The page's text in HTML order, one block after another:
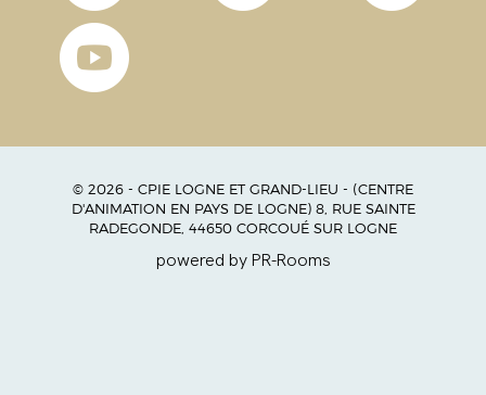
© 2026 - CPIE LOGNE ET GRAND-LIEU - (CENTRE
D'ANIMATION EN PAYS DE LOGNE) 8, RUE SAINTE
RADEGONDE, 44650 CORCOUÉ SUR LOGNE
powered by PR-Rooms